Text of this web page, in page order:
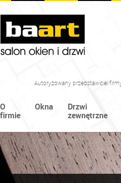
Autoryzowany przedstawiciel
O
firmie
Okna
Drzwi
zewnętrzne